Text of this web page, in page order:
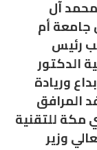
محمد آل
جامعة أم
رئيس
الدكتور
وريادة
المرافق
مكة للتقنية
وزير